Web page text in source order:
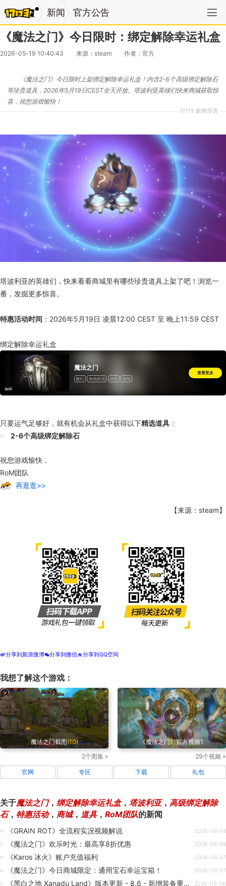
新闻 官方公告
《魔法之门》今日限时：绑定解除幸运礼盒
2026-05-19 10:40:43 来源：steam 作者：官方
17173 新闻导语
《魔法之门》今日限时上架绑定解除幸运礼盒！内含2-6个高级绑定解除石
等珍贵道具，2026年5月19日CEST全天开放。塔波利亚英雄们快来商城获取惊
喜，祝您游戏愉快！
塔波利亚的英雄们，快来看看商城里有哪些珍贵道具上架了吧！浏览一
番，发掘更多惊喜。
特惠活动时间 ：2026年5月19日 凌晨12:00 CEST 至 晚上11:59 CEST
绑定解除幸运礼盒
魔法之门
魔幻 角色扮演 动作 冒险
查看更多
只要运气足够好，就有机会从礼盒中获得以下精选道具 ：
2-6个高级绑定解除石
祝您游戏愉快，
RoM团队
再逛逛>>
【来源：steam】
t分享到新浪微博w分享到微信z分享到QQ空间
我想了解这个游戏：
魔法之门截图(10)
2个图集 »
《魔法之门》官方视频1
29个视频 »
官网 专区 下载 礼包
关于魔法之门， 绑定解除幸运礼盒， 塔波利亚， 高级绑定解除
石， 特惠活动， 商城， 道具， RoM团队的新闻
《GRAIN ROT》全流程实况视频解说 2026-08-08
《魔法之门》欢乐时光：最高享8折优惠 2026-08-08
《Karos 冰火》账户充值福利 2026-08-07
《魔法之门》今日商城限定：通用宝石幸运宝箱！ 2026-08-07
《黑白之地 Xanadu Land》版本更新 - 8.6 - 新增装备重置与随行兽优化 2026-08-06